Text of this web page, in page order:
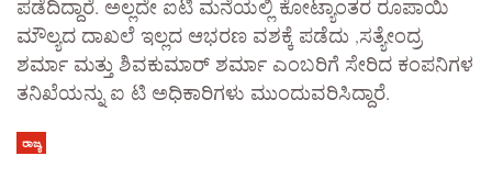
ಪಡೆದಿದ್ದಾರೆ. ಅಲ್ಲದೇ ಐಟಿ ಮನೆಯಲ್ಲಿ ಕೋಟ್ಯಾಂತರ ರೂಪಾಯಿ‌
ಮೌಲ್ಯದ ದಾಖಲೆ ಇಲ್ಲದ ಆಭರಣ ವಶಕ್ಕೆ ಪಡೆದು ,ಸತ್ಯೇಂದ್ರ
ಶರ್ಮಾ ಮತ್ತು ಶಿವಕುಮಾರ್ ಶರ್ಮಾ ಎಂಬರಿಗೆ ಸೇರಿದ ಕಂಪನಿಗಳ
ತನಿಖೆಯನ್ನು ಐ ಟಿ ಅಧಿಕಾರಿಗಳು ಮುಂದುವರಿಸಿದ್ದಾರೆ.
ರಾಜ್ಯ